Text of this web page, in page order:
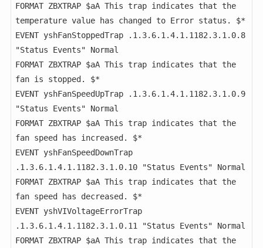
FORMAT ZBXTRAP $aA This trap indicates that the
temperature value has changed to Error status. $*
EVENT yshFanStoppedTrap .1.3.6.1.4.1.1182.3.1.0.8
"Status Events" Normal
FORMAT ZBXTRAP $aA This trap indicates that the
fan is stopped. $*
EVENT yshFanSpeedUpTrap .1.3.6.1.4.1.1182.3.1.0.9
"Status Events" Normal
FORMAT ZBXTRAP $aA This trap indicates that the
fan speed has increased. $*
EVENT yshFanSpeedDownTrap
.1.3.6.1.4.1.1182.3.1.0.10 "Status Events" Normal
FORMAT ZBXTRAP $aA This trap indicates that the
fan speed has decreased. $*
EVENT yshVIVoltageErrorTrap
.1.3.6.1.4.1.1182.3.1.0.11 "Status Events" Normal
FORMAT ZBXTRAP $aA This trap indicates that the